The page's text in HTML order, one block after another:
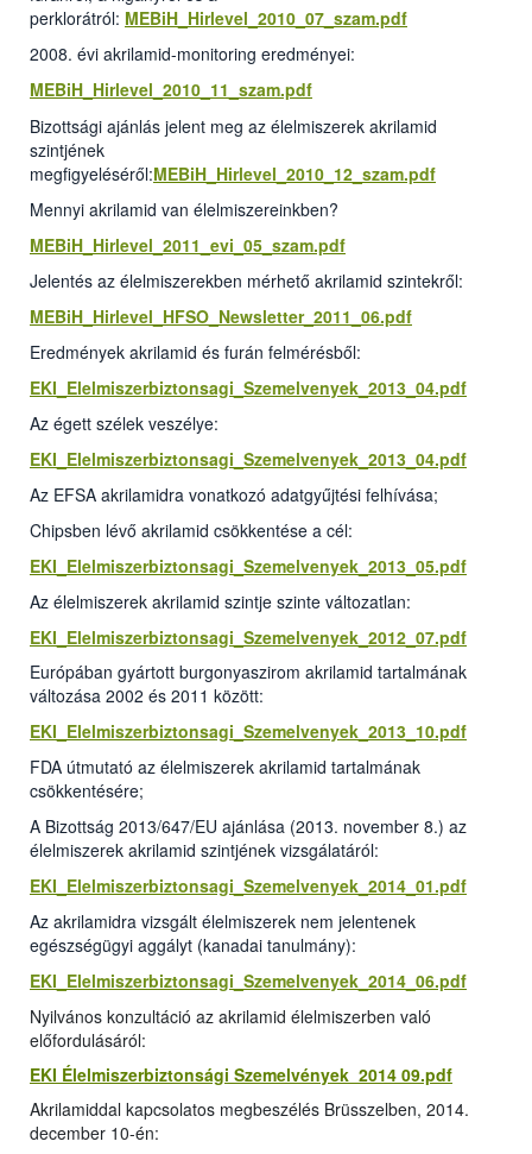
perklorátról: MEBiH_Hirlevel_2010_07_szam.pdf
2008. évi akrilamid-monitoring eredményei:
MEBiH_Hirlevel_2010_11_szam.pdf
Bizottsági ajánlás jelent meg az élelmiszerek akrilamid
szintjének
megfigyeléséről:MEBiH_Hirlevel_2010_12_szam.pdf
Mennyi akrilamid van élelmiszereinkben?
MEBiH_Hirlevel_2011_evi_05_szam.pdf
Jelentés az élelmiszerekben mérhető akrilamid szintekről:
MEBiH_Hirlevel_HFSO_Newsletter_2011_06.pdf
Eredmények akrilamid és furán felmérésből:
EKI_Elelmiszerbiztonsagi_Szemelvenyek_2013_04.pdf
Az égett szélek veszélye:
EKI_Elelmiszerbiztonsagi_Szemelvenyek_2013_04.pdf
Az EFSA akrilamidra vonatkozó adatgyűjtési felhívása;
Chipsben lévő akrilamid csökkentése a cél:
EKI_Elelmiszerbiztonsagi_Szemelvenyek_2013_05.pdf
Az élelmiszerek akrilamid szintje szinte változatlan:
EKI_Elelmiszerbiztonsagi_Szemelvenyek_2012_07.pdf
Európában gyártott burgonyaszirom akrilamid tartalmának
változása 2002 és 2011 között:
EKI_Elelmiszerbiztonsagi_Szemelvenyek_2013_10.pdf
FDA útmutató az élelmiszerek akrilamid tartalmának
csökkentésére;
A Bizottság 2013/647/EU ajánlása (2013. november 8.) az
élelmiszerek akrilamid szintjének vizsgálatáról:
EKI_Elelmiszerbiztonsagi_Szemelvenyek_2014_01.pdf
Az akrilamidra vizsgált élelmiszerek nem jelentenek
egészségügyi aggályt (kanadai tanulmány):
EKI_Elelmiszerbiztonsagi_Szemelvenyek_2014_06.pdf
Nyilvános konzultáció az akrilamid élelmiszerben való
előfordulásáról:
EKI Élelmiszerbiztonsági Szemelvények 2014 09.pdf
Akrilamiddal kapcsolatos megbeszélés Brüsszelben, 2014.
december 10-én: